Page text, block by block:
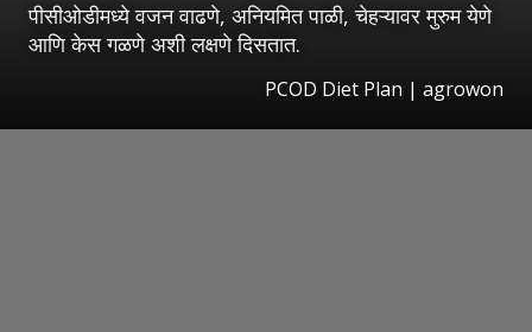
पीसीओडीमध्ये वजन वाढणे, अनियमित पाळी, चेहऱ्यावर मुरुम येणे
आणि केस गळणे अशी लक्षणे दिसतात.
PCOD Diet Plan | agrowon